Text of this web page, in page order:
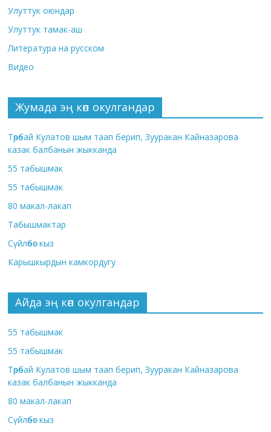
Улуттук оюндар
Улуттук тамак-аш
Литература на русском
Видео
Жумада эң көп окулгандар
Төрөбай Кулатов шым таап берип, Зууракан Кайназарова
казак балбанын жыкканда
55 табышмак
55 табышмак
80 макал-лакап
Табышмактар
Сүйлөбөс кыз
Карышкырдын камкордугу
Айда эң көп окулгандар
55 табышмак
55 табышмак
Төрөбай Кулатов шым таап берип, Зууракан Кайназарова
казак балбанын жыкканда
80 макал-лакап
Сүйлөбөс кыз